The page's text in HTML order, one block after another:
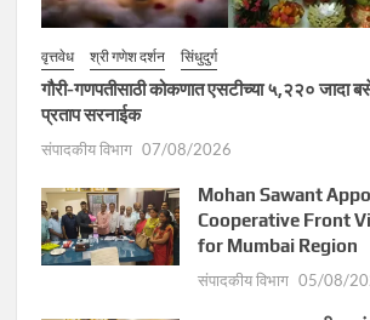
वृत्तवेध श्री गणेश दर्शन सिंधुदुर्ग
गौरी-गणपतीसाठी कोकणात एसटीच्या ५,२२० जादा
प्रताप सरनाईक
संपादकीय विभाग 07/08/2026
Mohan Sawant
Cooperative Front
for Mumbai Region
संपादकीय विभाग 05/08/